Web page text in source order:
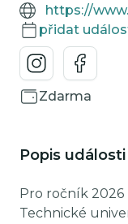
https://
přidat
Zdarma
Popis události
Pro ročník 2026
Technické